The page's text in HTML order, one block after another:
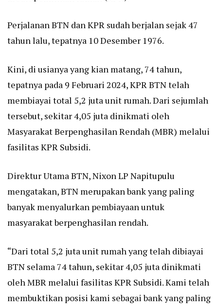
Perjalanan BTN dan KPR sudah berjalan sejak 47
tahun lalu, tepatnya 10 Desember 1976.
Kini, di usianya yang kian matang, 74 tahun,
tepatnya pada 9 Februari 2024, KPR BTN telah
membiayai total 5,2 juta unit rumah. Dari sejumlah
tersebut, sekitar 4,05 juta dinikmati oleh
Masyarakat Berpenghasilan Rendah (MBR) melalui
fasilitas KPR Subsidi.
Direktur Utama BTN, Nixon LP Napitupulu
mengatakan, BTN merupakan bank yang paling
banyak menyalurkan pembiayaan untuk
masyarakat berpenghasilan rendah.
“Dari total 5,2 juta unit rumah yang telah dibiayai
BTN selama 74 tahun, sekitar 4,05 juta dinikmati
oleh MBR melalui fasilitas KPR Subsidi. Kami telah
membuktikan posisi kami sebagai bank yang paling